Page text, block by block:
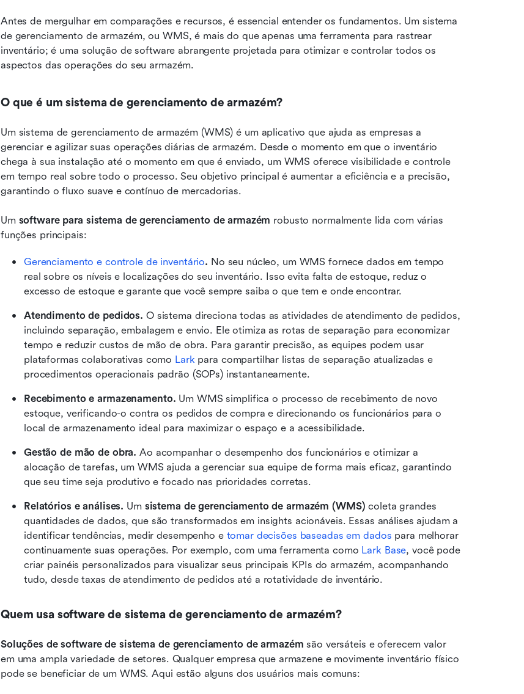
Antes de mergulhar em comparações e recursos, é essencial entender os fundamentos. Um sistema
de gerenciamento de armazém, ou WMS, é mais do que apenas uma ferramenta para rastrear
inventário; é uma solução de software abrangente projetada para otimizar e controlar todos os
aspectos das operações do seu armazém.
O que é um sistema de gerenciamento de armazém?
Um sistema de gerenciamento de armazém (WMS) é um aplicativo que ajuda as empresas a
gerenciar e agilizar suas operações diárias de armazém. Desde o momento em que o inventário
chega à sua instalação até o momento em que é enviado, um WMS oferece visibilidade e controle
em tempo real sobre todo o processo. Seu objetivo principal é aumentar a eficiência e a precisão,
garantindo o fluxo suave e contínuo de mercadorias.
Um software para sistema de gerenciamento de armazém robusto normalmente lida com várias
funções principais:
Gerenciamento e controle de inventário. No seu núcleo, um WMS fornece dados em tempo
real sobre os níveis e localizações do seu inventário. Isso evita falta de estoque, reduz o
excesso de estoque e garante que você sempre saiba o que tem e onde encontrar.
Atendimento de pedidos. O sistema direciona todas as atividades de atendimento de pedidos,
incluindo separação, embalagem e envio. Ele otimiza as rotas de separação para economizar
tempo e reduzir custos de mão de obra. Para garantir precisão, as equipes podem usar
plataformas colaborativas como Lark para compartilhar listas de separação atualizadas e
procedimentos operacionais padrão (SOPs) instantaneamente.
Recebimento e armazenamento. Um WMS simplifica o processo de recebimento de novo
estoque, verificando-o contra os pedidos de compra e direcionando os funcionários para o
local de armazenamento ideal para maximizar o espaço e a acessibilidade.
Gestão de mão de obra. Ao acompanhar o desempenho dos funcionários e otimizar a
alocação de tarefas, um WMS ajuda a gerenciar sua equipe de forma mais eficaz, garantindo
que seu time seja produtivo e focado nas prioridades corretas.
Relatórios e análises. Um sistema de gerenciamento de armazém (WMS) coleta grandes
quantidades de dados, que são transformados em insights acionáveis. Essas análises ajudam a
identificar tendências, medir desempenho e tomar decisões baseadas em dados para melhorar
continuamente suas operações. Por exemplo, com uma ferramenta como Lark Base, você pode
criar painéis personalizados para visualizar seus principais KPIs do armazém, acompanhando
tudo, desde taxas de atendimento de pedidos até a rotatividade de inventário.
Quem usa software de sistema de gerenciamento de armazém?
Soluções de software de sistema de gerenciamento de armazém são versáteis e oferecem valor
em uma ampla variedade de setores. Qualquer empresa que armazene e movimente inventário físico
pode se beneficiar de um WMS. Aqui estão alguns dos usuários mais comuns: